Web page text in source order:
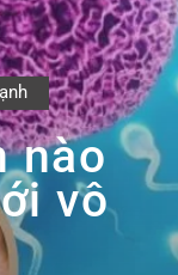
nào
vô